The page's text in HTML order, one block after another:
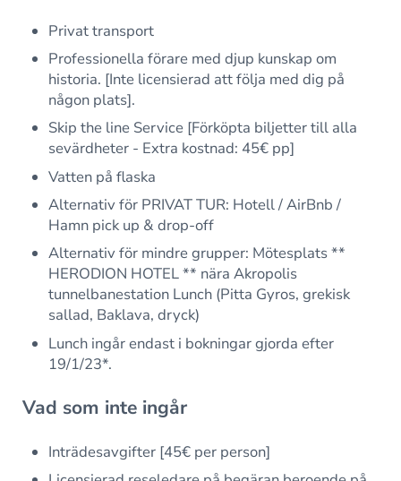
Privat transport
Professionella förare med djup kunskap om
historia. [Inte licensierad att följa med dig på
någon plats].
Skip the line Service [Förköpta biljetter till alla
sevärdheter - Extra kostnad: 45€ pp]
Vatten på flaska
Alternativ för PRIVAT TUR: Hotell / AirBnb /
Hamn pick up & drop-off
Alternativ för mindre grupper: Mötesplats **
HERODION HOTEL ** nära Akropolis
tunnelbanestation Lunch (Pitta Gyros, grekisk
sallad, Baklava, dryck)
Lunch ingår endast i bokningar gjorda efter
19/1/23*.
Vad som inte ingår
Inträdesavgifter [45€ per person]